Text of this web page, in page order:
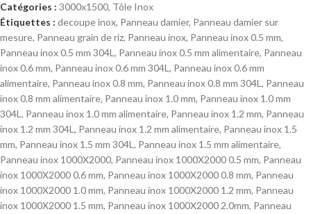
Catégories : 3000x1500, Tôle Inox
Étiquettes : decoupe inox, Panneau damier, Panneau damier sur
mesure, Panneau grain de riz, Panneau inox, Panneau inox 0.5 mm,
Panneau inox 0.5 mm 304L , Panneau inox 0.5 mm alimentaire, Panneau
inox 0.6 mm, Panneau inox 0.6 mm 304L , Panneau inox 0.6 mm
alimentaire, Panneau inox 0.8 mm, Panneau inox 0.8 mm 304L , Panneau
inox 0.8 mm alimentaire, Panneau inox 1.0 mm, Panneau inox 1.0 mm
304L , Panneau inox 1.0 mm alimentaire, Panneau inox 1.2 mm, Panneau
inox 1.2 mm 304L , Panneau inox 1.2 mm alimentaire, Panneau inox 1.5
mm, Panneau inox 1.5 mm 304L , Panneau inox 1.5 mm alimentaire,
Panneau inox 1000X2000, Panneau inox 1000X2000 0.5 mm, Panneau
inox 1000X2000 0.6 mm, Panneau inox 1000X2000 0.8 mm, Panneau
inox 1000X2000 1.0 mm, Panneau inox 1000X2000 1.2 mm, Panneau
inox 1000X2000 1.5 mm, Panneau inox 1000X2000 2.0mm, Panneau